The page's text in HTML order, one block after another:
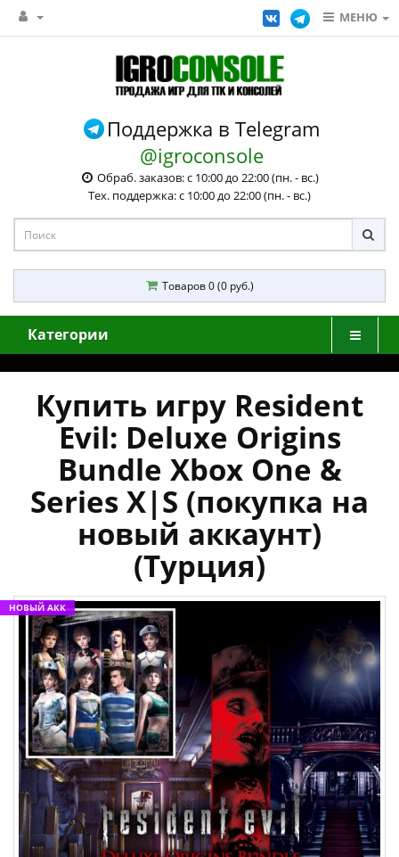
МЕНЮ
Поддержка в Telegram
@igroconsole
Обраб. заказов: с 10:00 до 22:00 (пн. - вс.)
Тех. поддержка: с 10:00 до 22:00 (пн. - вс.)
Товаров 0 (0 руб.)
Категории
Купить игру Resident
Evil: Deluxe Origins
Bundle Xbox One &
Series X|S (покупка на
новый аккаунт)
(Турция)
НОВЫЙ АКК